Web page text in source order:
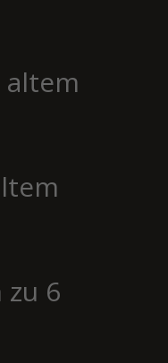
altem
6